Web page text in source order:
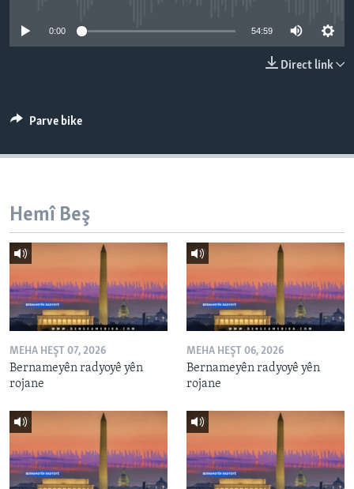
SERNIVÎS
Learning English
FOLLOW US
Zimanên Din
0:00 54:59
Direct link
Parve bike
Hemî Beş
MEHA HEŞT 07, 2026
Bernameyên radyoyê yên
rojane
MEHA HEŞT 06, 2026
Bernameyên radyoyê yên
rojane